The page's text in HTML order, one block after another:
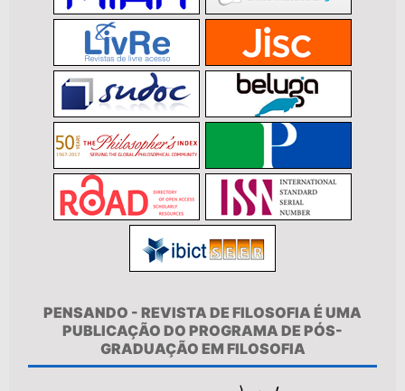
PENSANDO - REVISTA DE FILOSOFIA É UMA
PUBLICAÇÃO DO PROGRAMA DE PÓS-
GRADUAÇÃO EM FILOSOFIA